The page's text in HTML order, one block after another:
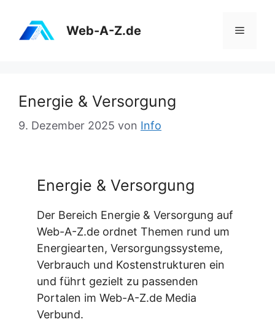
Inhalt
springen
Web-A-Z.de Menü
Energie & Versorgung
9. Dezember 2025 von Info
Energie & Versorgung
Der Bereich Energie & Versorgung auf
Web-A-Z.de ordnet Themen rund um
Energiearten, Versorgungssysteme,
Verbrauch und Kostenstrukturen ein
und führt gezielt zu passenden
Portalen im Web-A-Z.de Media
Verbund.